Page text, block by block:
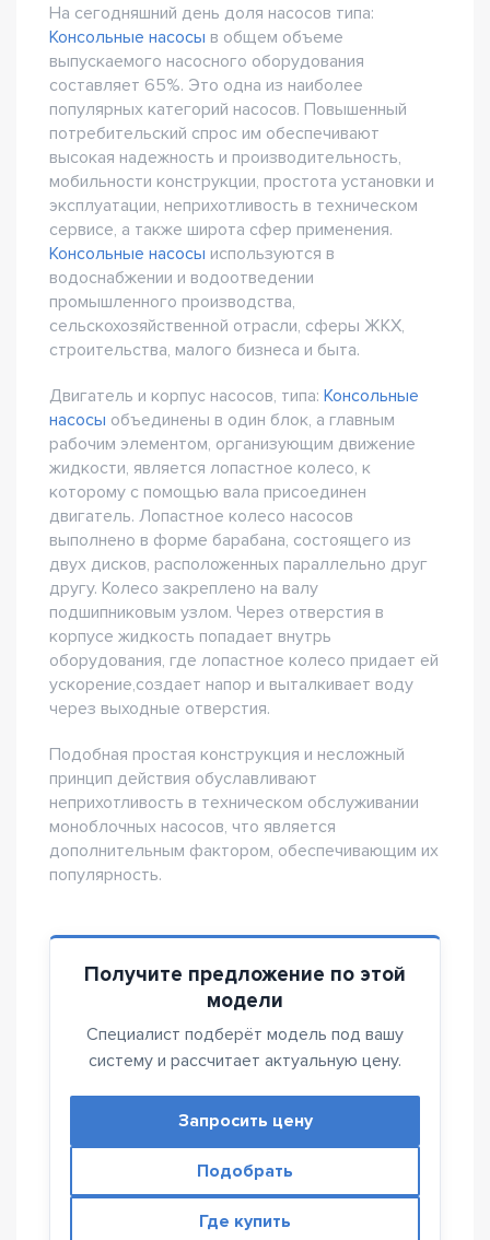
На сегодняшний день доля насосов типа:
Консольные насосы в общем объеме
выпускаемого насосного оборудования
составляет 65%. Это одна из наиболее
популярных категорий насосов. Повышенный
потребительский спрос им обеспечивают
высокая надежность и производительность,
мобильности конструкции, простота установки и
эксплуатации, неприхотливость в техническом
сервисе, а также широта сфер применения.
Консольные насосы используются в
водоснабжении и водоотведении
промышленного производства,
сельскохозяйственной отрасли, сферы ЖКХ,
строительства, малого бизнеса и быта.
Двигатель и корпус насосов, типа: Консольные
насосы объединены в один блок, а главным
рабочим элементом, организующим движение
жидкости, является лопастное колесо, к
которому с помощью вала присоединен
двигатель. Лопастное колесо насосов
выполнено в форме барабана, состоящего из
двух дисков, расположенных параллельно друг
другу. Колесо закреплено на валу
подшипниковым узлом. Через отверстия в
корпусе жидкость попадает внутрь
оборудования, где лопастное колесо придает ей
ускорение,создает напор и выталкивает воду
через выходные отверстия.
Подобная простая конструкция и несложный
принцип действия обуславливают
неприхотливость в техническом обслуживании
моноблочных насосов, что является
дополнительным фактором, обеспечивающим их
популярность.
Получите предложение по этой
модели
Специалист подберёт модель под вашу
систему и рассчитает актуальную цену.
Запросить цену
Подобрать
Где купить